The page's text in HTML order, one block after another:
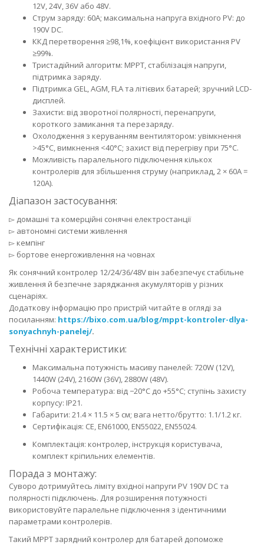
12V, 24V, 36V або 48V.
Струм заряду: 60A; максимальна напруга вхідного PV: до
190V DC.
ККД перетворення ≥98,1%, коефіцієнт використання PV
≥99%.
Тристадійний алгоритм: MPPT, стабілізація напруги,
підтримка заряду.
Підтримка GEL, AGM, FLA та літієвих батарей; зручний LCD-
дисплей.
Захисти: від зворотної полярності, перенапруги,
короткого замикання та перезаряду.
Охолодження з керуванням вентилятором: увімкнення
>45°C, вимкнення <40°C; захист від перегріву при 75°C.
Можливість паралельного підключення кількох
контролерів для збільшення струму (наприклад, 2 × 60A =
120A).
Діапазон застосування:
▻ домашні та комерційні сонячні електростанції
▻ автономні системи живлення
▻ кемпінг
▻ бортове енергоживлення на човнах
Як сонячний контролер 12/24/36/48V він забезпечує стабільне
живлення й безпечне заряджання акумуляторів у різних
сценаріях.
Додаткову інформацію про пристрій читайте в огляді за
посиланням: https://bixo.com.ua/blog/mppt-kontroler-dlya-
sonyachnyh-panelej/.
Технічні характеристики:
Максимальна потужність масиву панелей: 720W (12V),
1440W (24V), 2160W (36V), 2880W (48V).
Робоча температура: від −20°C до +55°C; ступінь захисту
корпусу: IP21.
Габарити: 21.4 × 11.5 × 5 см; вага нетто/брутто: 1.1/1.2 кг.
Сертифікація: CE, EN61000, EN55022, EN55024.
Комплектація: контролер, інструкція користувача,
комплект кріпильних елементів.
Порада з монтажу:
Суворо дотримуйтесь ліміту вхідної напруги PV 190V DC та
полярності підключень. Для розширення потужності
використовуйте паралельне підключення з ідентичними
параметрами контролерів.
Такий MPPT зарядний контролер для батарей допоможе